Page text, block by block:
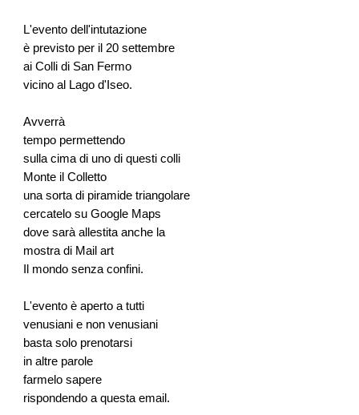
L'evento dell'intutazione
è previsto per il 20 settembre
ai Colli di San Fermo
vicino al Lago d'Iseo.
Avverrà
tempo permettendo
sulla cima di uno di questi colli
Monte il Colletto
una sorta di piramide triangolare
cercatelo su Google Maps
dove sarà allestita anche la
mostra di Mail art
Il mondo senza confini.
L'evento è aperto a tutti
venusiani e non venusiani
basta solo prenotarsi
in altre parole
farmelo sapere
rispondendo a questa email.